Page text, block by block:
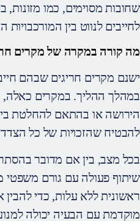
שחובות מסוימים, כמו מזונות,
לחייבים לנווט בין המורכבויות
מה קורה במקרה של מקרים
ישנם מקרים חריגים שבהם
במהלך ההליך. במקרים כאלה,
הירושה או בהתאם להחלטת
להבטיח שהזכויות של כל
בכל מצב, בין אם מדובר
שיתוף פעולה עם גורם משפטי
ראשונית ללא עלות, כדי
מוקדמת עם הבעיה יכולה